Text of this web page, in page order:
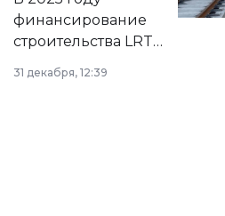
города.
финансирование
строительства LRT
в Астане из
республиканского
31 декабря, 12:39